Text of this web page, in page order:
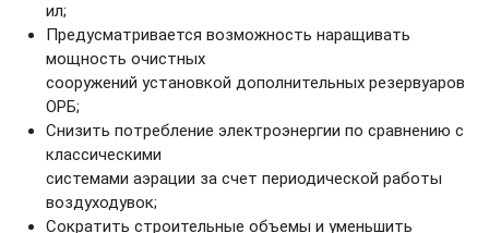
ил;
Предусматривается возможность наращивать
мощность очистных
сооружений установкой дополнительных резервуаров
ОРБ;
Снизить потребление электроэнергии по сравнению с
классическими
системами аэрации за счет периодической работы
воздуходувок;
Сократить строительные объемы и уменьшить